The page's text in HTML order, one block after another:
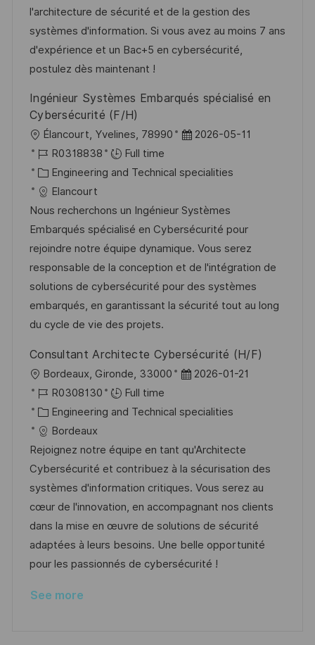
n D
a
t
e
o
r
y
l'architecture de sécurité et de la gestion des
systèmes d'information. Si vous avez au moins 7 ans
d'expérience et un Bac+5 en cybersécurité,
postulez dès maintenant !
Ingénieur Systèmes Embarqués spécialisé en
Cybersécurité (F/H)
L
o
c
a
t
i
o
n
Élancourt, Yvelines, 78990
P
s
e
d
D
a
t
e
2026-05-11
J
o
b
I
d
R0318838
Full time
C
a
t
e
g
o
r
y
Engineering and Technical specialities
Elancourt
Nous recherchons un Ingénieur Systèmes
Embarqués spécialisé en Cybersécurité pour
rejoindre notre équipe dynamique. Vous serez
responsable de la conception et de l'intégration de
solutions de cybersécurité pour des systèmes
embarqués, en garantissant la sécurité tout au long
du cycle de vie des projets.
Consultant Architecte Cybersécurité (H/F)
L
o
c
a
t
i
o
n
Bordeaux, Gironde, 33000
P
s
e
d
D
a
t
e
2026-01-21
J
o
b
I
d
R0308130
Full time
C
a
t
e
g
o
r
y
Engineering and Technical specialities
Bordeaux
Rejoignez notre équipe en tant qu'Architecte
Cybersécurité et contribuez à la sécurisation des
systèmes d'information critiques. Vous serez au
cœur de l'innovation, en accompagnant nos clients
dans la mise en œuvre de solutions de sécurité
adaptées à leurs besoins. Une belle opportunité
pour les passionnés de cybersécurité !
See more